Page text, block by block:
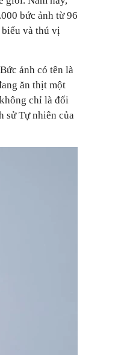
bức ảnh từ 96
biểu và thú vị
ảnh có tên là
ăn thịt một
chỉ là đối
sử Tự nhiên của